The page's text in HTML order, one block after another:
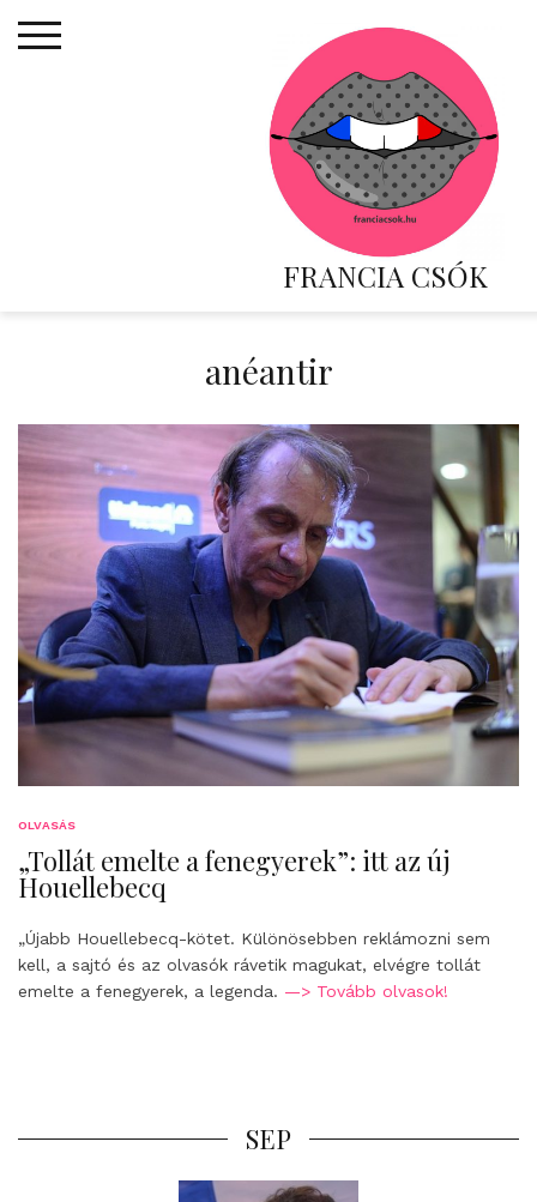
FRANCIA CSÓK
anéantir
OLVASÁS
„Tollát emelte a fenegyerek”: itt az új
Houellebecq
„Újabb Houellebecq-kötet. Különösebben reklámozni sem
kell, a sajtó és az olvasók rávetik magukat, elvégre tollát
emelte a fenegyerek, a legenda. —> Tovább olvasok!
SEP